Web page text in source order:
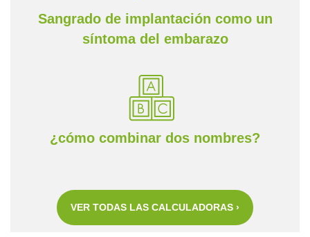
Sangrado de implantación como un
síntoma del embarazo
¿cómo combinar dos nombres?
VER TODAS LAS CALCULADORAS ›